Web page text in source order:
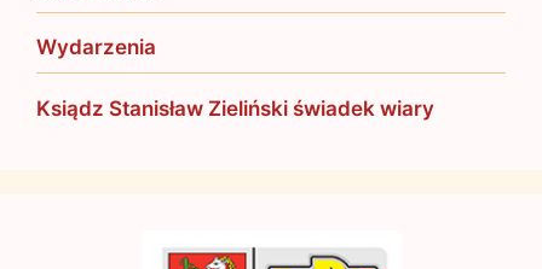
Wydarzenia
Ksiądz Stanisław Zieliński świadek wiary